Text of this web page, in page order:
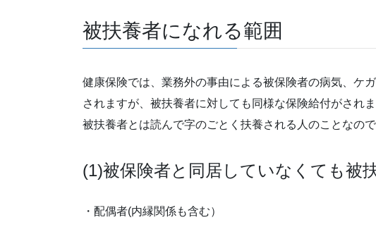
被扶養者になれる範囲
健康保険では、業務外の事由による被保険者の病気、ケ
されますが、被扶養者に対しても同様な保険給付がされ
被扶養者とは読んで字のごとく扶養される人のことなの
(1)被保険者と同居していなくても被
・配偶者(内縁関係も含む）